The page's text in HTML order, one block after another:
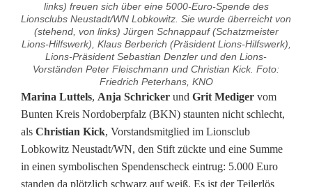
links) freuen sich über eine 5000-Euro-Spende des
Lionsclubs Neustadt/WN Lobkowitz. Sie wurde überreicht von
(stehend, von links) Jürgen Schnappauf (Schatzmeister
Lions-Hilfswerk), Klaus Berberich (Präsident Lions-Hilfswerk),
Lions-Präsident Sebastian Denzler und den Lions-
Vorständen Peter Fleischmann und Christian Kick. Foto:
Friedrich Peterhans, KNO
L
i
o
n
Marina Luttels, Anja Schricker und Grit Mediger vom
Bunten Kreis Nordoberpfalz (BKN) staunten nicht schlecht,
als Christian Kick, Vorstandsmitglied im Lionsclub
Lobkowitz Neustadt/WN, den Stift zückte und eine Summe
in einen symbolischen Spendenscheck eintrug: 5.000 Euro
standen da plötzlich schwarz auf weiß. Es ist der Teilerlös